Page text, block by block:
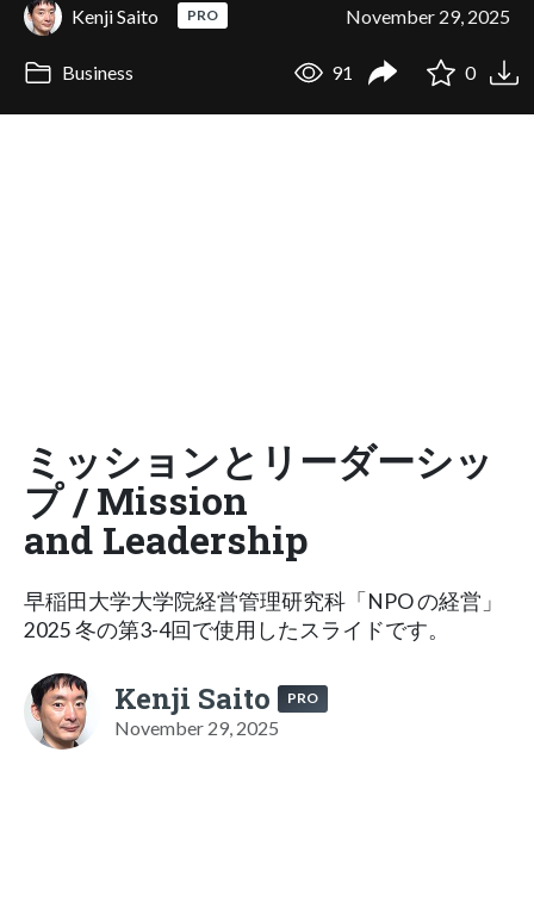
Kenji Saito PRO November 29, 2025
Business 91 0
ミッションとリーダーシッ
プ / Mission
and Leadership
早稲田大学大学院経営管理研究科「NPO の経営」
2025 冬の第3-4回で使用したスライドです。
Kenji Saito PRO
November 29, 2025